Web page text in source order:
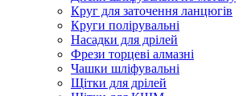
Круг для заточення ланцюгів
Круги полірувальні
Насадки для дрілей
Фрези торцеві алмазні
Чашки шліфувальні
Щітки для дрілей